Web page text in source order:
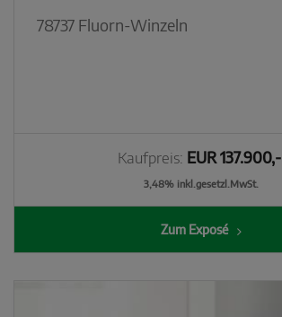
78737 Fluorn-Winzeln
Kaufpreis: EUR 137.900,-
3,48% inkl.gesetzl.MwSt.
Zum Exposé